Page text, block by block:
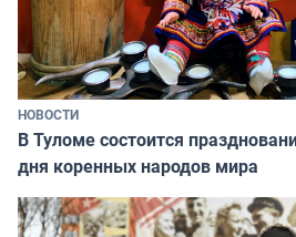
НОВОСТИ
В Туломе состоится
дня коренных народов мира